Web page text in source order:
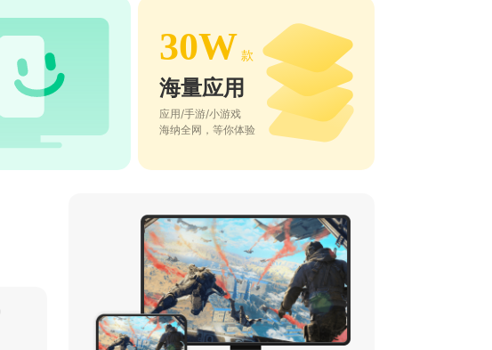
30W 款
海量应用
应用/手游/小游戏
海纳全网，等你体验